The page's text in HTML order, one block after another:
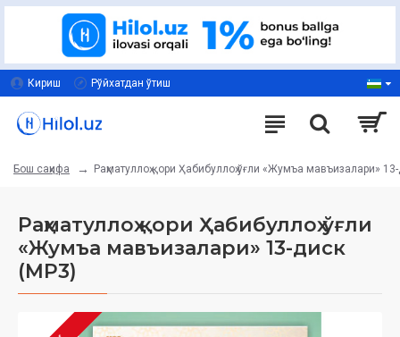
Кириш Рўйхатдан ўтиш
Бош саҳифа Раҳматуллоҳ қори Ҳабибуллоҳ ўғли «Жумъа мавъизалари»
Раҳматуллоҳ қори Ҳабибуллоҳ ўғли
«Жумъа мавъизалари» 13-диск
(МР3)